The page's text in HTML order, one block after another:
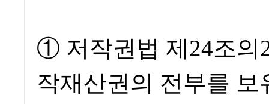
① 저작권법 제24조의
작재산권의 전부를